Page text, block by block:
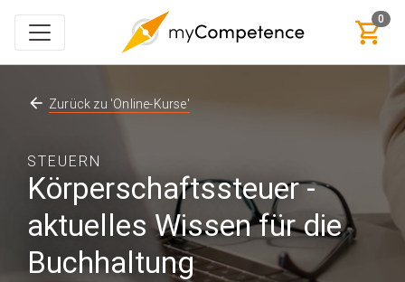
0
STEUERN
Körperschaftssteuer -
aktuelles Wissen für die
Buchhaltung
Zurück zu 'Online-Kurse'